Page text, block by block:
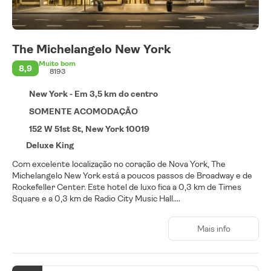
The Michelangelo New York
8,9
Muito bom
8193
New York - Em 3,5 km do centro
SOMENTE ACOMODAÇÃO
152 W 51st St, New York 10019
Deluxe King
Com excelente localização no coração de Nova York, The
Michelangelo New York está a poucos passos de Broadway e de
Rockefeller Center. Este hotel de luxo fica a 0,3 km de Times
Square e a 0,3 km de Radio City Music Hall.
Aproveite opções de lazer, como uma academia aberta 24 horas,
ou outras comodidades, como Wi-Fi de cortesia e serviços de
Sinta-se em casa em um de nossos 179 quartos com ar-
Mais info